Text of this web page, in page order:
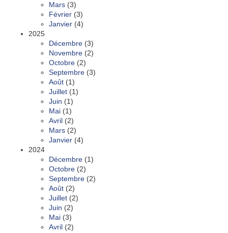
Mars (3)
Février (3)
Janvier (4)
2025
Décembre (3)
Novembre (2)
Octobre (2)
Septembre (3)
Août (1)
Juillet (1)
Juin (1)
Mai (1)
Avril (2)
Mars (2)
Janvier (4)
2024
Décembre (1)
Octobre (2)
Septembre (2)
Août (2)
Juillet (2)
Juin (2)
Mai (3)
Avril (2)